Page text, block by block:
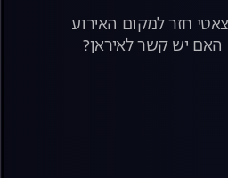
חזר למקום האירוע
יש קשר לאיראן?